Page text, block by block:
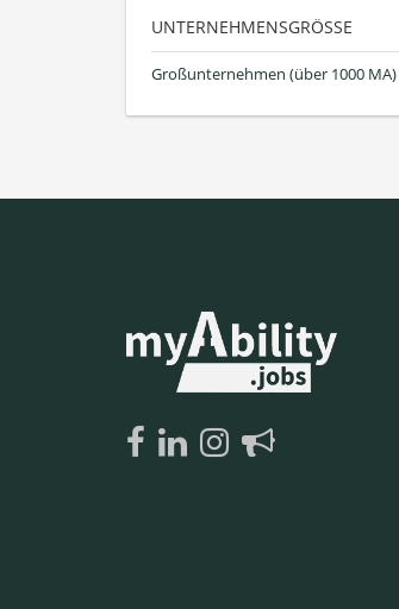
UNTERNEHMENSGRÖSSE
Großunternehmen (über 1000 MA)